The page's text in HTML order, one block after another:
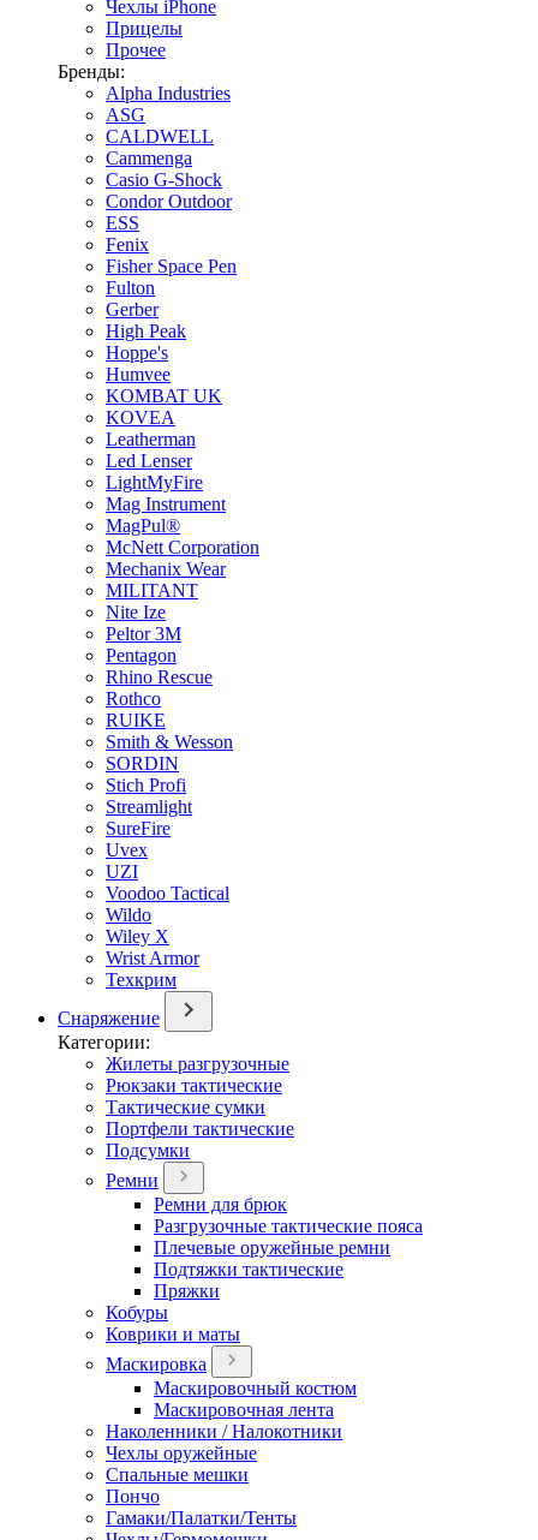
Чехлы iPhone
Прицелы
Прочее
Бренды:
Alpha Industries
ASG
CALDWELL
Cammenga
Casio G-Shock
Condor Outdoor
ESS
Fenix
Fisher Space Pen
Fulton
Gerber
High Peak
Hoppe's
Humvee
KOMBAT UK
KOVEA
Leatherman
Led Lenser
LightMyFire
Mag Instrument
MagPul®
McNett Corporation
Mechanix Wear
MILITANT
Nite Ize
Peltor 3M
Pentagon
Rhino Rescue
Rothco
RUIKE
Smith & Wesson
SORDIN
Stich Profi
Streamlight
SureFire
Uvex
UZI
Voodoo Tactical
Wildo
Wiley X
Wrist Armor
Техкрим
Снаряжение
Категории:
Жилеты разгрузочные
Рюкзаки тактические
Тактические сумки
Портфели тактические
Подсумки
Ремни
Ремни для брюк
Разгрузочные тактические пояса
Плечевые оружейные ремни
Подтяжки тактические
Пряжки
Кобуры
Коврики и маты
Маскировка
Маскировочный костюм
Маскировочная лента
Наколенники / Налокотники
Чехлы оружейные
Спальные мешки
Пончо
Гамаки/Палатки/Тенты